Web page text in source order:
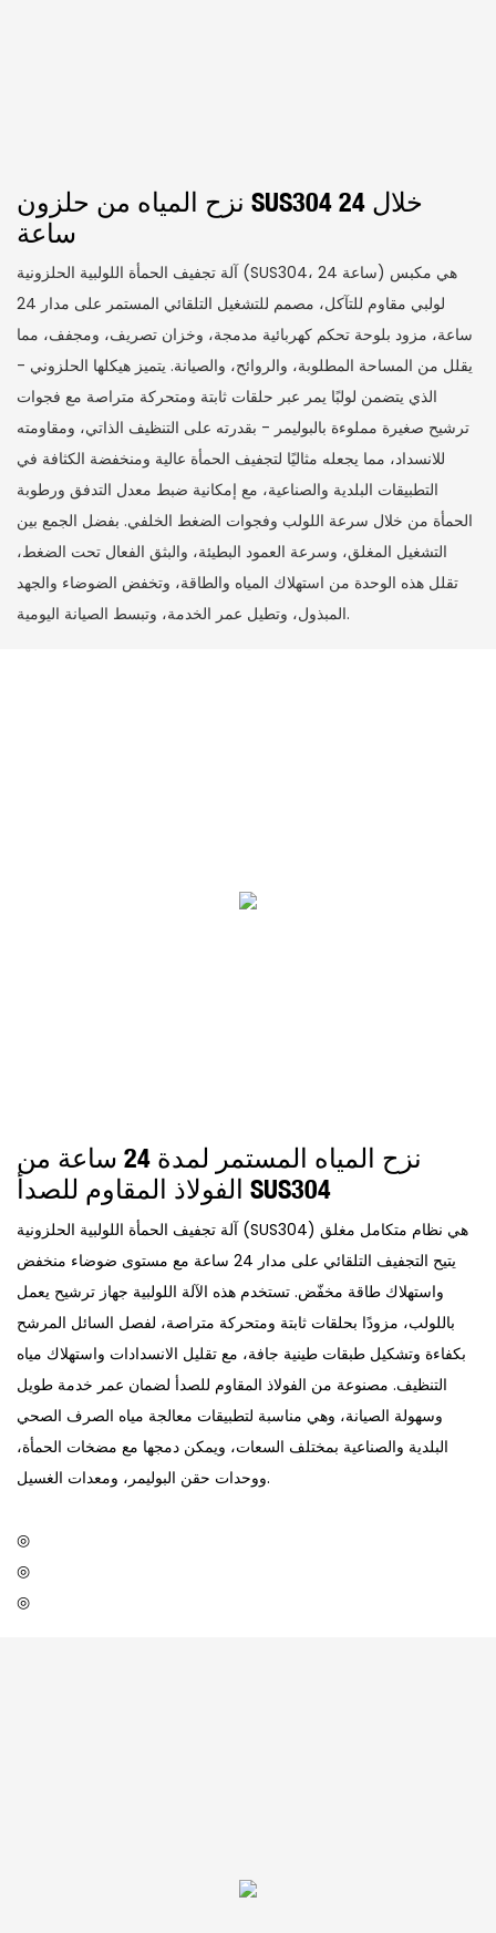
نزح المياه من حلزون SUS304 خلال 24
ساعة
آلة تجفيف الحمأة اللولبية الحلزونية (SUS304، 24 ساعة) هي مكبس
لولبي مقاوم للتآكل، مصمم للتشغيل التلقائي المستمر على مدار 24
ساعة، مزود بلوحة تحكم كهربائية مدمجة، وخزان تصريف، ومجفف، مما
يقلل من المساحة المطلوبة، والروائح، والصيانة. يتميز هيكلها الحلزوني -
الذي يتضمن لولبًا يمر عبر حلقات ثابتة ومتحركة متراصة مع فجوات
ترشيح صغيرة مملوءة بالبوليمر - بقدرته على التنظيف الذاتي، ومقاومته
للانسداد، مما يجعله مثاليًا لتجفيف الحمأة عالية ومنخفضة الكثافة في
التطبيقات البلدية والصناعية، مع إمكانية ضبط معدل التدفق ورطوبة
الحمأة من خلال سرعة اللولب وفجوات الضغط الخلفي. بفضل الجمع بين
التشغيل المغلق، وسرعة العمود البطيئة، والبثق الفعال تحت الضغط،
تقلل هذه الوحدة من استهلاك المياه والطاقة، وتخفض الضوضاء والجهد
المبذول، وتطيل عمر الخدمة، وتبسط الصيانة اليومية.
نزح المياه المستمر لمدة 24 ساعة من
الفولاذ المقاوم للصدأ SUS304
آلة تجفيف الحمأة اللولبية الحلزونية (SUS304) هي نظام متكامل مغلق
يتيح التجفيف التلقائي على مدار 24 ساعة مع مستوى ضوضاء منخفض
واستهلاك طاقة مخفّض. تستخدم هذه الآلة اللولبية جهاز ترشيح يعمل
باللولب، مزودًا بحلقات ثابتة ومتحركة متراصة، لفصل السائل المرشح
بكفاءة وتشكيل طبقات طينية جافة، مع تقليل الانسدادات واستهلاك مياه
التنظيف. مصنوعة من الفولاذ المقاوم للصدأ لضمان عمر خدمة طويل
وسهولة الصيانة، وهي مناسبة لتطبيقات معالجة مياه الصرف الصحي
البلدية والصناعية بمختلف السعات، ويمكن دمجها مع مضخات الحمأة،
ووحدات حقن البوليمر، ومعدات الغسيل.
◎
◎
◎